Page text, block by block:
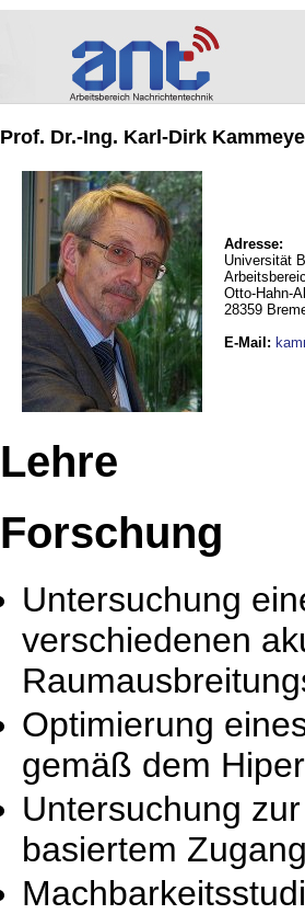
Prof. Dr.-Ing. Karl-Dirk
Adresse:
Universität
Otto-Hahn-
28359
E-Mail :
Lehre
Forschung
Untersuchung
verschiedenen
Optimierung
gemäß dem
Untersuchung
basiertem